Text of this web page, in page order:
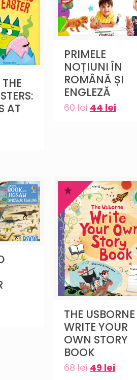
AT
PRIMELE
NOȚIUNI ÎN
ROMÂNĂ ȘI
ENGLEZĂ
60lei 44 lei
THE USBORNE
WRITE YOUR
OWN STORY
BOOK
68lei 49 lei